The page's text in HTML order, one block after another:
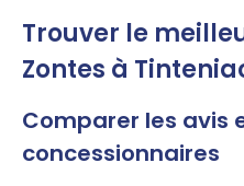
Trouver le
Zontes à
Comparer les avis
concessionnaires